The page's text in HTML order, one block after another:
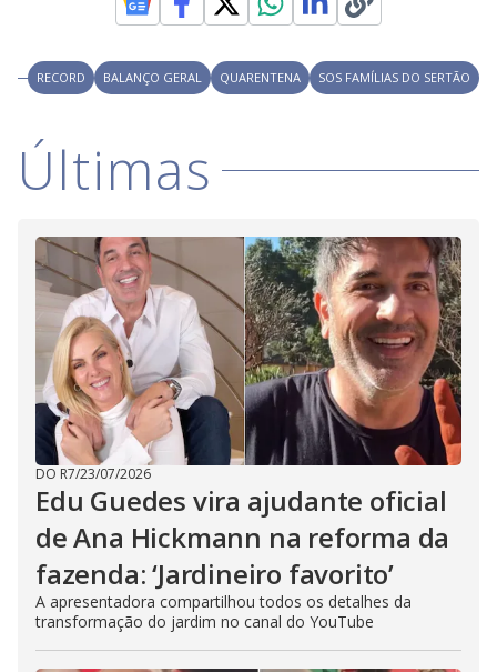
RECORD BALANÇO GERAL QUARENTENA SOS FAMÍLIAS DO SERTÃO
Últimas
DO R7/23/07/2026
Edu Guedes vira ajudante oficial
de Ana Hickmann na reforma da
fazenda: ‘Jardineiro favorito’
A apresentadora compartilhou todos os detalhes da
transformação do jardim no canal do YouTube